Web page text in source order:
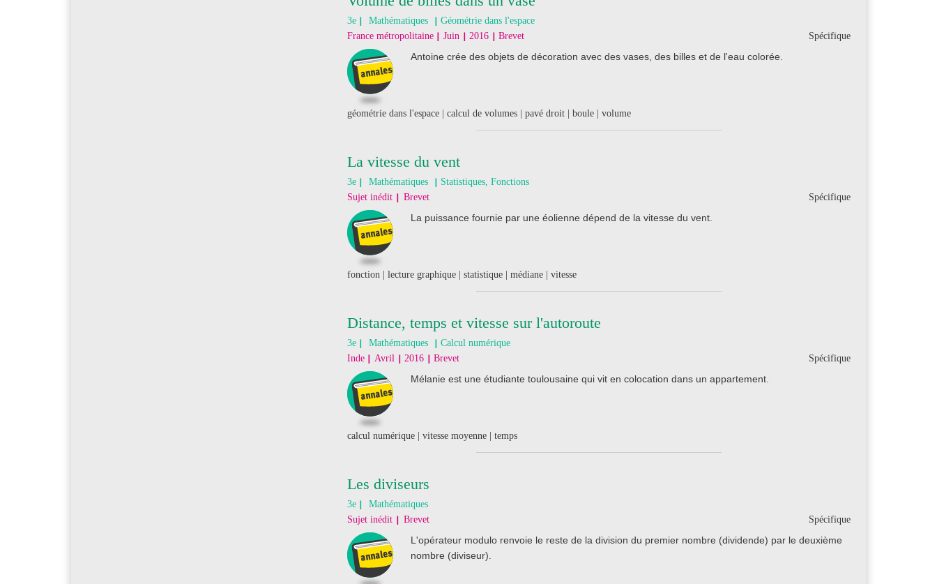
3e Mathématiques
Géométrie dans l'espace
Spécifique
France métropolitaine Juin 2016 Brevet
Antoine crée des objets de décoration avec des vases, des billes et de l'eau colorée.
géométrie dans l'espace | calcul de volumes | pavé droit | boule | volume
La vitesse du vent
3e Mathématiques
Statistiques, Fonctions
Spécifique
Sujet inédit Brevet
La puissance fournie par une éolienne dépend de la vitesse du vent.
fonction | lecture graphique | statistique | médiane | vitesse
Distance, temps et vitesse sur l'autoroute
3e Mathématiques
Calcul numérique
Spécifique
Inde Avril 2016 Brevet
Mélanie est une étudiante toulousaine qui vit en colocation dans un appartement.
calcul numérique | vitesse moyenne | temps
Les diviseurs
3e
Mathématiques
Spécifique
Sujet inédit Brevet
L'opérateur modulo renvoie le reste de la division du premier nombre (dividende) par le deuxième
nombre (diviseur).